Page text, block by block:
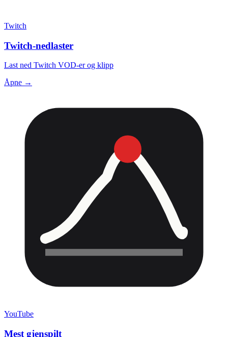
Twitch
Twitch-nedlaster
Last ned Twitch VOD-er og klipp
Åpne →
YouTube
Mest gjenspilt